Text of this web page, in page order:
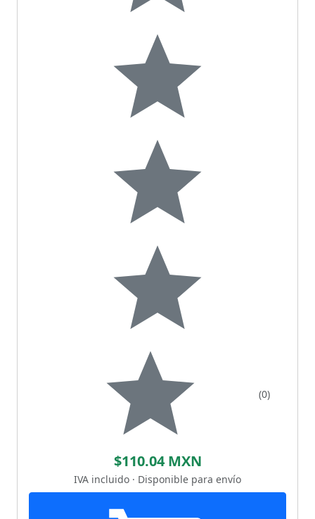
(0)
$110.04 MXN
IVA incluido · Disponible para envío